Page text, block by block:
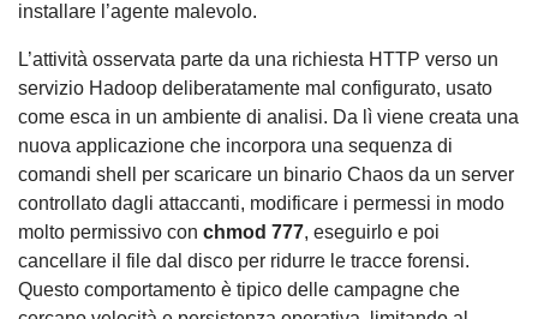
installare l’agente malevolo.
L’attività osservata parte da una richiesta HTTP verso un
servizio Hadoop deliberatamente mal configurato, usato
come esca in un ambiente di analisi. Da lì viene creata una
nuova applicazione che incorpora una sequenza di
comandi shell per scaricare un binario Chaos da un server
controllato dagli attaccanti, modificare i permessi in modo
molto permissivo con chmod 777, eseguirlo e poi
cancellare il file dal disco per ridurre le tracce forensi.
Questo comportamento è tipico delle campagne che